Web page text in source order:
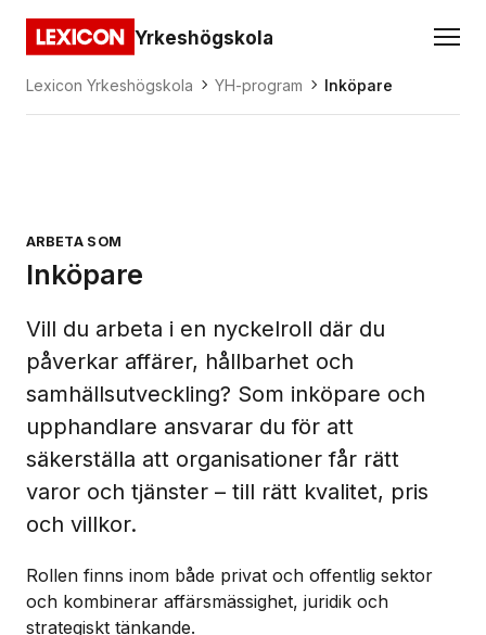
Gå direkt till huvudinnehållet
Lexicon
Yrkeshögskola
Lexicon Yrkeshögskola YH-program Inköpare
ARBETA SOM
Inköpare
Vill du arbeta i en nyckelroll där du
påverkar affärer, hållbarhet och
samhällsutveckling? Som inköpare och
upphandlare ansvarar du för att
säkerställa att organisationer får rätt
varor och tjänster – till rätt kvalitet, pris
och villkor.
Rollen finns inom både privat och offentlig sektor
och kombinerar affärsmässighet, juridik och
strategiskt tänkande.